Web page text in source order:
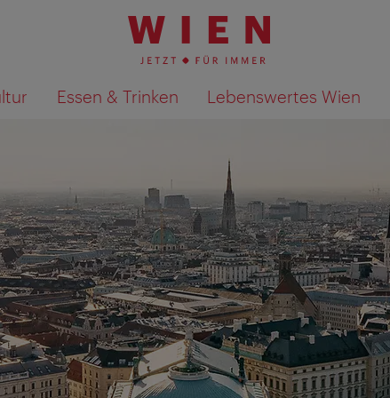
Essen & Trinken Lebenswertes Wien